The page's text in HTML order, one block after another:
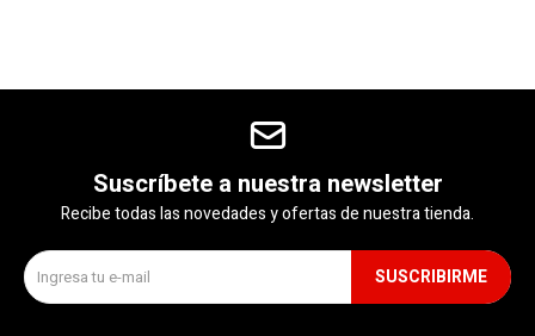
Suscríbete a nuestra newsletter
Recibe todas las novedades y ofertas de nuestra tienda.
SUSCRIBIRME
Iluminación
Varios